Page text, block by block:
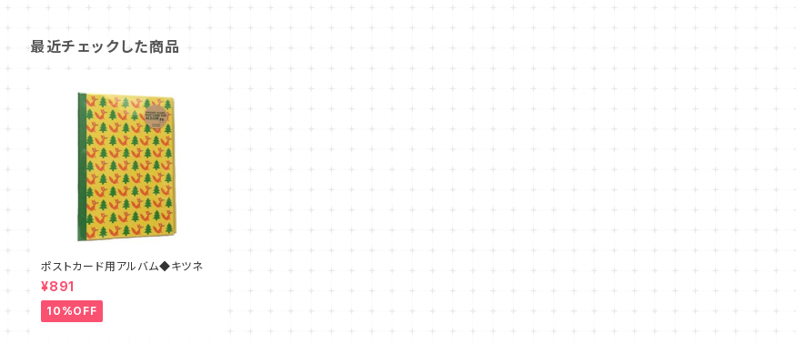
最近チェックした商品
ポストカード用アルバム◆キツネ
¥891
10%OFF